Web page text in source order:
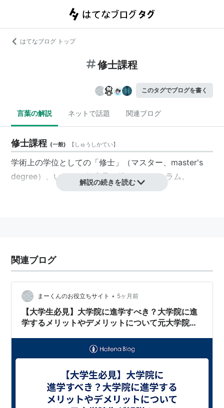
はてなブログ トップ
修士課程
このタグでブログを書く
言葉の解説 ネットで話題 関連ブログ
修士課程 (一般) 【 しゅうしかてい】
学術上の学位としての「修士」（マスター、master's
degree）、いわゆる修士号を得るカリキュラム。
解説の続きを読む
関連ブログ
まーくんのお役立ちサイト • 5ヶ月前
【大学生必見】大学院に進学すべき？大学院に進
学するメリットやデメリットについて元大学院生